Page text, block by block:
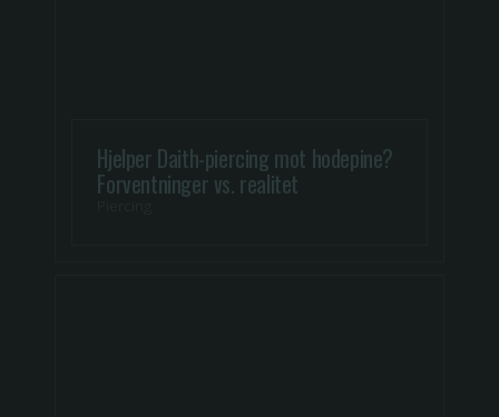
Hjelper Daith-piercing mot hodepine?
Forventninger vs. realitet